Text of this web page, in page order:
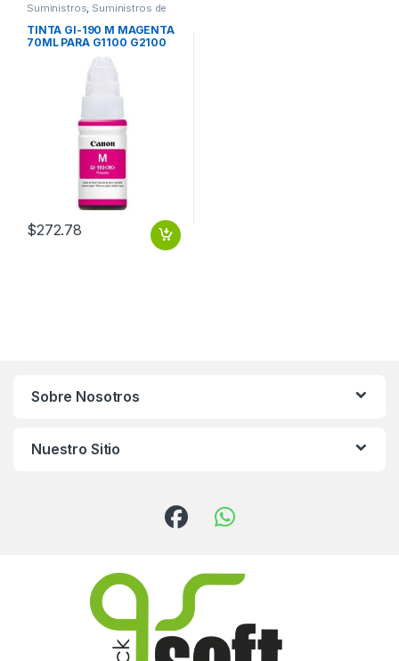
Suministros Suministros de
Impresión
TINTA GI-190 M MAGENTA
70ML PARA G1100 G2100
G3100 G4100
$272.78
Sobre Nosotros
Nuestro Sitio